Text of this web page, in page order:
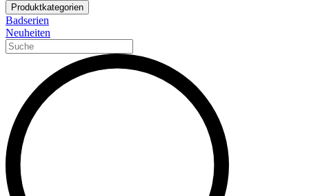
Produktkategorien
Badserien
Neuheiten